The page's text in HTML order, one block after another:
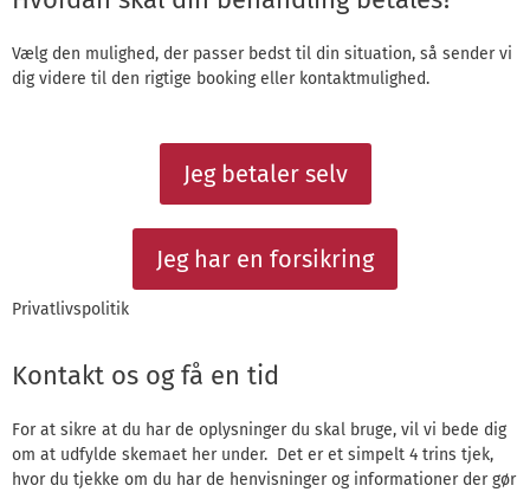
Vælg den mulighed, der passer bedst til din situation, så sender vi
dig videre til den rigtige booking eller kontaktmulighed.
Jeg betaler selv
Jeg har en forsikring
Privatlivspolitik
Kontakt os og få en tid
For at sikre at du har de oplysninger du skal bruge, vil vi bede dig
om at udfylde skemaet her under. Det er et simpelt 4 trins tjek,
hvor du tjekke om du har de henvisninger og informationer der gør